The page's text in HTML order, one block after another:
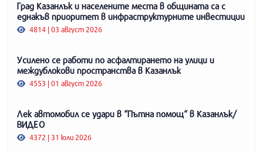
Град Казанлък и населените места в общината са с
еднакъв приоритет в инфраструктурните инвестиции
4814 | 03 август 2026
Усилено се работи по асфалтирането на улици и
междублокови пространства в Казанлък
4553 | 01 август 2026
Лек автомобил се удари в “Пътна помощ“ в Казанлък/
ВИДЕО
4372 | 31 юли 2026